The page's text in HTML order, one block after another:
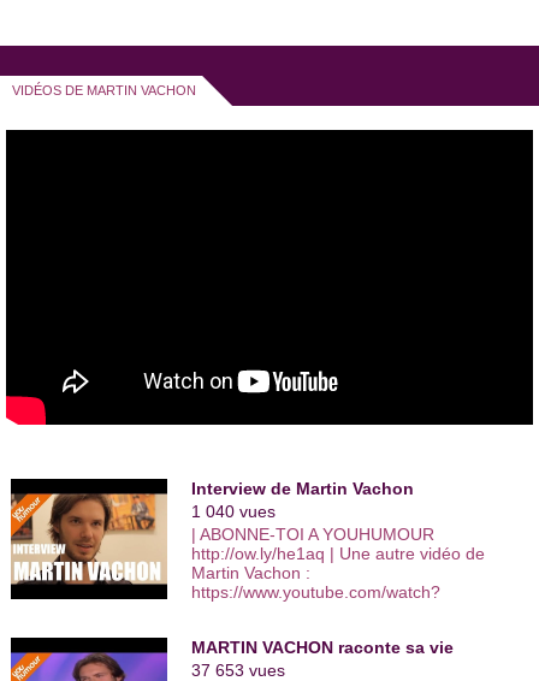
VIDÉOS DE MARTIN VACHON
Interview de Martin Vachon
1 040 vues
| ABONNE-TOI A YOUHUMOUR
http://ow.ly/he1aq | Une autre vidéo de
Martin Vachon :
https://www.youtube.com/watch?
retracent en toute intimité le parcours de
chaque humoriste présent au Festival
MARTIN VACHON raconte sa vie
37 653 vues